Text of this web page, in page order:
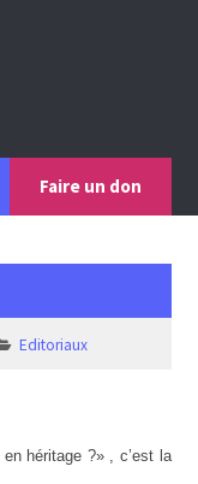
Faire un don
Editoriaux
héritage ?» , c’est la